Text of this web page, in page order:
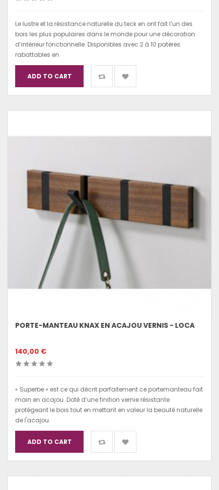
Le lustre et la résistance naturelle du teck en ont fait l’un des
bois les plus populaires dans le monde pour une décoration
d’intérieur fonctionnelle. Disponibles avec 2 à 10 patères
rabattables en
ADD TO CART
PORTE-MANTEAU KNAX EN ACAJOU VERNIS - LOCA
140,00 €
« Superbe » est ce qui décrit parfaitement ce portemanteau fait
main en acajou. Doté d’une finition vernie résistante
protégeant le bois tout en mettant en valeur la beauté naturelle
de l'acajou.
ADD TO CART